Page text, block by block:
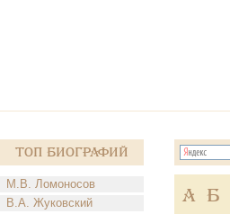
Топ Биографий
М.В. Ломоносов
В.А. Жуковский
А Б